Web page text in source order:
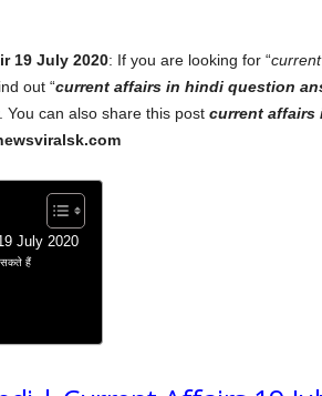
19 July 2020: If you are looking for “
out “current affairs in hindi question
can also share this post current affairs
July 2020
सकते हैं